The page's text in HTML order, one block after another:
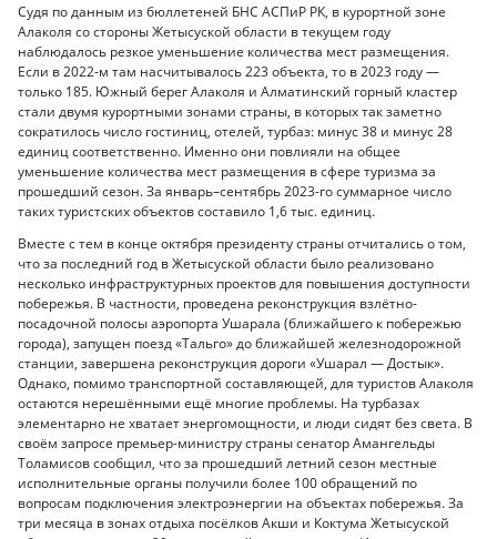
Судя по данным из бюллетеней БНС АСПиР РК, в курортной зоне
Алаколя со стороны Жетысуской области в текущем году
наблюдалось резкое уменьшение количества мест размещения.
Если в 2022-м там насчитывалось 223 объекта, то в 2023 году —
только 185. Южный берег Алаколя и Алматинский горный кластер
стали двумя курортными зонами страны, в которых так заметно
сократилось число гостиниц, отелей, турбаз: минус 38 и минус 28
единиц соответственно. Именно они повлияли на общее
уменьшение количества мест размещения в сфере туризма за
прошедший сезон. За январь–сентябрь 2023-го суммарное число
таких туристских объектов составило 1,6 тыс. единиц.
Вместе с тем в конце октября президенту страны отчитались о том,
что за последний год в Жетысуской области было реализовано
несколько инфраструктурных проектов для повышения доступности
побережья. В частности, проведена реконструкция взлётно-
посадочной полосы аэропорта Ушарала (ближайшего к побережью
города), запущен поезд «Тальго» до ближайшей железнодорожной
станции, завершена реконструкция дороги «Ушарал — Достык».
Однако, помимо транспортной составляющей, для туристов Алаколя
остаются нерешёнными ещё многие проблемы. На турбазах
элементарно не хватает энергомощности, и люди сидят без света. В
своём запросе премьер-министру страны сенатор Амангельды
Толамисов сообщил, что за прошедший летний сезон местные
исполнительные органы получили более 100 обращений по
вопросам подключения электроэнергии на объектах побережья. За
три месяца в зонах отдыха посёлков Акши и Коктума Жетысуской